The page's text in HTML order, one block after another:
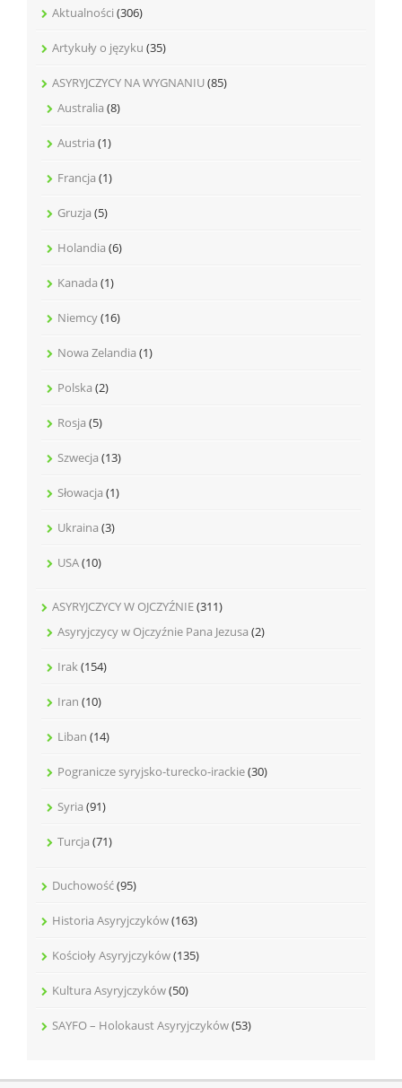
Aktualności (306)
Artykuły o języku (35)
ASYRYJCZYCY NA WYGNANIU(85)
Australia (8)
Austria (1)
Francja (1)
Gruzja (5)
Holandia (6)
Kanada (1)
Niemcy(16)
Nowa Zelandia (1)
Polska (2)
Rosja (5)
Szwecja (13)
Słowacja (1)
Ukraina (3)
USA(10)
ASYRYJCZYCY W OJCZYŹNIE(311)
Asyryjczycy w Ojczyźnie Pana Jezusa (2)
Irak(154)
Iran (10)
Liban (14)
Pogranicze syryjsko-turecko-irackie(30)
Syria (91)
Turcja (71)
Duchowość(95)
Historia Asyryjczyków(163)
Kościoły Asyryjczyków(135)
Kultura Asyryjczyków(50)
SAYFO – Holokaust Asyryjczyków(53)